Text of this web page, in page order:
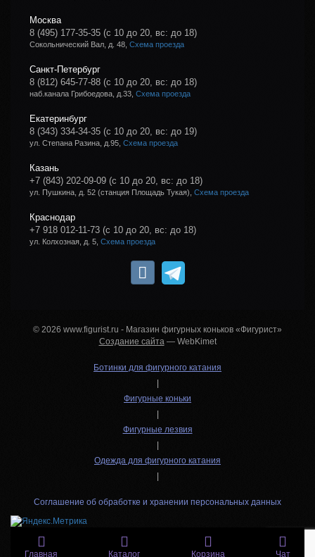
Москва
8 (495) 177-35-35 (с 10 до 20, вс: до 18)
Сокольнический Вал, д. 48, Схема проезда
Санкт-Петербург
8 (812) 645-77-88 (с 10 до 20, вс: до 18)
наб.канала Грибоедова, д.33, Схема проезда
Екатеринбург
8 (343) 334-34-35 (с 10 до 20, вс: до 19)
ул. Степана Разина, д.95, Схема проезда
Казань
+7 (843) 202-09-09 (с 10 до 20, вс: до 18)
ул. Пушкина, д. 52 (станция Площадь Тукая), Схема проезда
Краснодар
+7 918 012-11-73 (с 10 до 20, вс: до 18)
ул. Колхозная, д. 5, Схема проезда
© 2026 www.figurist.ru - Магазин фигурных коньков «Фигурист»
Создание сайта — WebKimet
Ботинки для фигурного катания
|
Фигурные коньки
|
Фигурные лезвия
|
Одежда для фигурного катания
|
Соглашение об обработке и хранении персональных данных
Главная Каталог Корзина Чат